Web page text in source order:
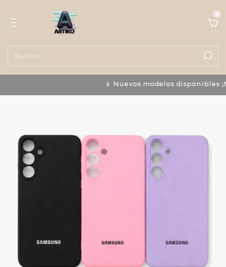
0
📱 Nuevos modelos disponibles ¡No